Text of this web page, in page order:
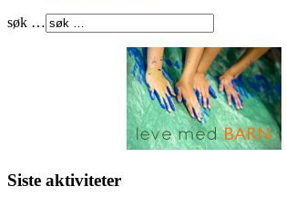
søk …
Siste aktiviteter